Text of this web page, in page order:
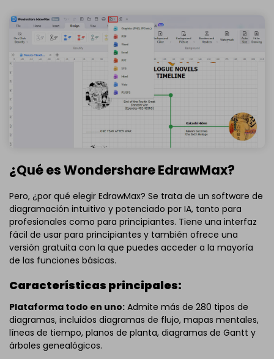
¿Qué es Wondershare EdrawMax?
Pero, ¿por qué elegir EdrawMax? Se trata de un software de
diagramación intuitivo y potenciado por IA, tanto para
profesionales como para principiantes. Tiene una interfaz
fácil de usar para principiantes y también ofrece una
versión gratuita con la que puedes acceder a la mayoría
de las funciones básicas.
Características principales:
Plataforma todo en uno: Admite más de 280 tipos de
diagramas, incluidos diagramas de flujo, mapas mentales,
líneas de tiempo, planos de planta, diagramas de Gantt y
árboles genealógicos.